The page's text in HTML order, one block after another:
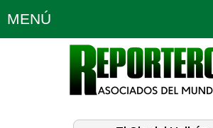
MENÚ
Política Opinión
Planeta Tierra